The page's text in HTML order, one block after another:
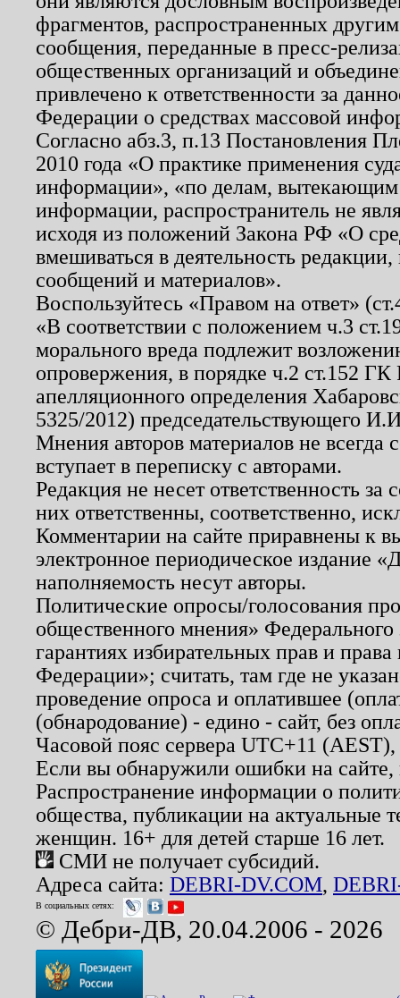
фрагментов, распространенных
сообщения, переданные в пресс-
общественных организаций и
привлечено к ответственности за
Федерации о средствах массовой
Согласно абз.3, п.13 Постановления
2010 года «О практике применения
информации», «по делам, вытекающим
информации, распространитель не
исходя из положений Закона РФ «О
вмешиваться в деятельность
сообщений и материалов».
Воспользуйтесь «Правом на ответ»
«В соответствии с положением ч.3
морального вреда подлежит
опровержения, в порядке ч.2 ст.152
апелляционного определения
5325/2012) председательствующего
Мнения авторов материалов не
вступает в переписку с авторами.
Редакция не несет ответственность
них ответственны, соответственно,
Комментарии на сайте приравнены к
электронное периодическое издание
наполняемость несут авторы.
Политические опросы/голосования
общественного мнения»
гарантиях избирательных прав и
Федерации»; считать, там где не
проведение опроса и оплатившее
(обнародование) - едино - сайт, без
Часовой пояс сервера UTC+11
Если вы обнаружили ошибки на
Распространение информации о
общества, публикации на актуальные
женщин. 16+ для детей старше 16 лет.
СМИ не получает субсидий.
Адреса сайта: DEBRI-DV.COM,
В социальных сетях:
© Дебри-ДВ, 20.04.2006 - 2026